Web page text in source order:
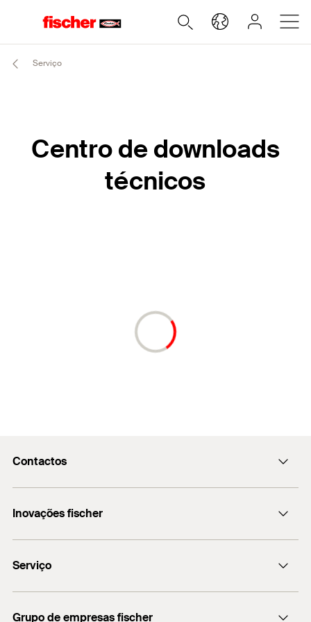
Serviço
Centro de downloads
técnicos
Contactos
+351 218 954 180
Inovações fischer
Serviço
Grupo de empresas fischer